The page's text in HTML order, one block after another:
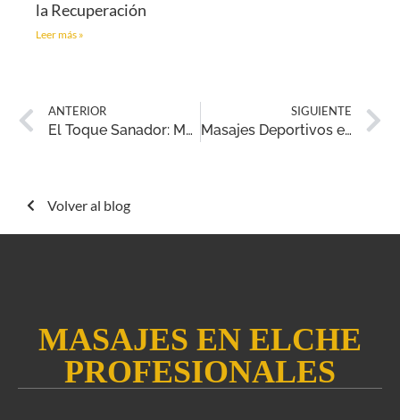
la Recuperación
Leer más »
ANTERIOR
El Toque Sanador: Masajes Terapéuticos para los Palmereros Ilicitanos
SIGUIENTE
Masajes Deportivos en Distintas Etapas del Entrenamiento: Optimizando el Rendimiento y la Recuperación
Volver al blog
MASAJES EN ELCHE
PROFESIONALES